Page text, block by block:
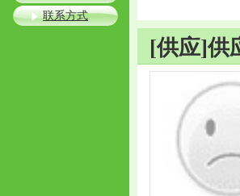
[供应]供
联系方式